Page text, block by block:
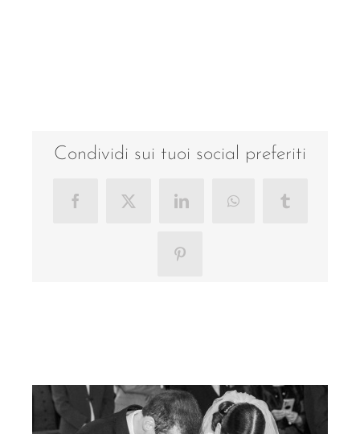
Condividi sui tuoi social preferiti
FacebookX LinkedInWhatsAppTumblr
Pinterest